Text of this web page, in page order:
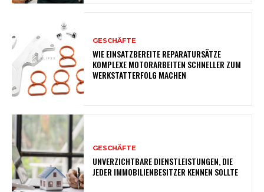
GESCHÄFTE
WIE EINSATZBEREITE REPARATURSÄTZE
KOMPLEXE MOTORARBEITEN SCHNELLER ZUM
WERKSTATTERFOLG MACHEN
GESCHÄFTE
UNVERZICHTBARE DIENSTLEISTUNGEN, DIE
JEDER IMMOBILIENBESITZER KENNEN SOLLTE